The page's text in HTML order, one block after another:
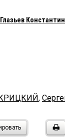
Глазьев Константин
КРИЦКИЙ,